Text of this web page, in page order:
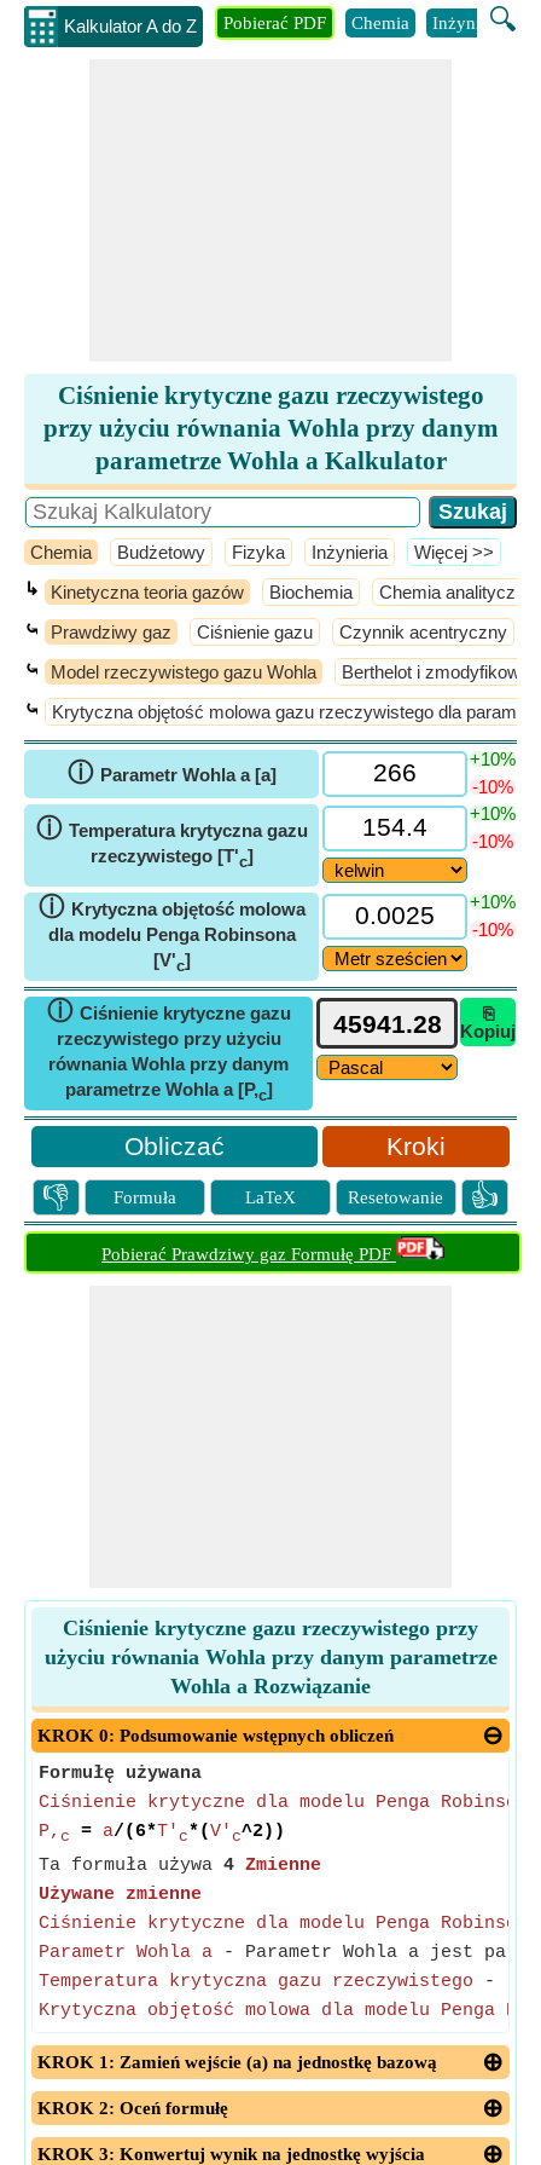
Kalkulator A do Z 🔍
Pobierać PDF Chemia Inżynieria
Ciśnienie krytyczne gazu rzeczywistego
przy użyciu równania Wohla przy danym
parametrze Wohla a Kalkulator
Chemia Budżetowy Fizyka Inżynieria ​Więcej >>
↳ Kinetyczna teoria gazów Biochemia Chemia analityczna
⤿ Prawdziwy gaz Ciśnienie gazu Czynnik acentryczny
⤿ Model rzeczywistego gazu Wohla Berthelot i
⤿ Krytyczna objętość molowa gazu rzeczywistego dla
ⓘ Parametr Wohla a [a]
+10%
-10%
ⓘ Temperatura krytyczna gazu
rzeczywistego [T'c]
+10%
-10%
ⓘ Krytyczna objętość molowa
dla modelu Penga Robinsona
[V'c]
+10%
-10%
ⓘ Ciśnienie krytyczne gazu
rzeczywistego przy użyciu
równania Wohla przy danym
parametrze Wohla a [P,c]
⎘
Kopiuj
Kroki
👎 Formuła LaTeX Resetowanie 👍
Pobierać Prawdziwy gaz Formułę PDF
Ciśnienie krytyczne gazu rzeczywistego przy
użyciu równania Wohla przy danym parametrze
Wohla a Rozwiązanie
KROK 0: Podsumowanie wstępnych obliczeń
Formułę używana
Ciśnienie krytyczne dla modelu Penga Robinsona
P, c = a/(6*T' c*(V' c^2))
Ta formuła używa 4 Zmienne
Używane zmienne
Ciśnienie krytyczne dla modelu Penga Robinsona
Parametr Wohla a - Parametr Wohla a jest
Temperatura krytyczna gazu rzeczywistego -
Krytyczna objętość molowa dla modelu Penga
KROK 1: Zamień wejście (a) na jednostkę bazową
KROK 2: Oceń formułę
KROK 3: Konwertuj wynik na jednostkę wyjścia